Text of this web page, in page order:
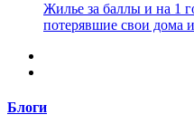
Жилье за баллы и на 1
потерявшие свои дома
Блоги